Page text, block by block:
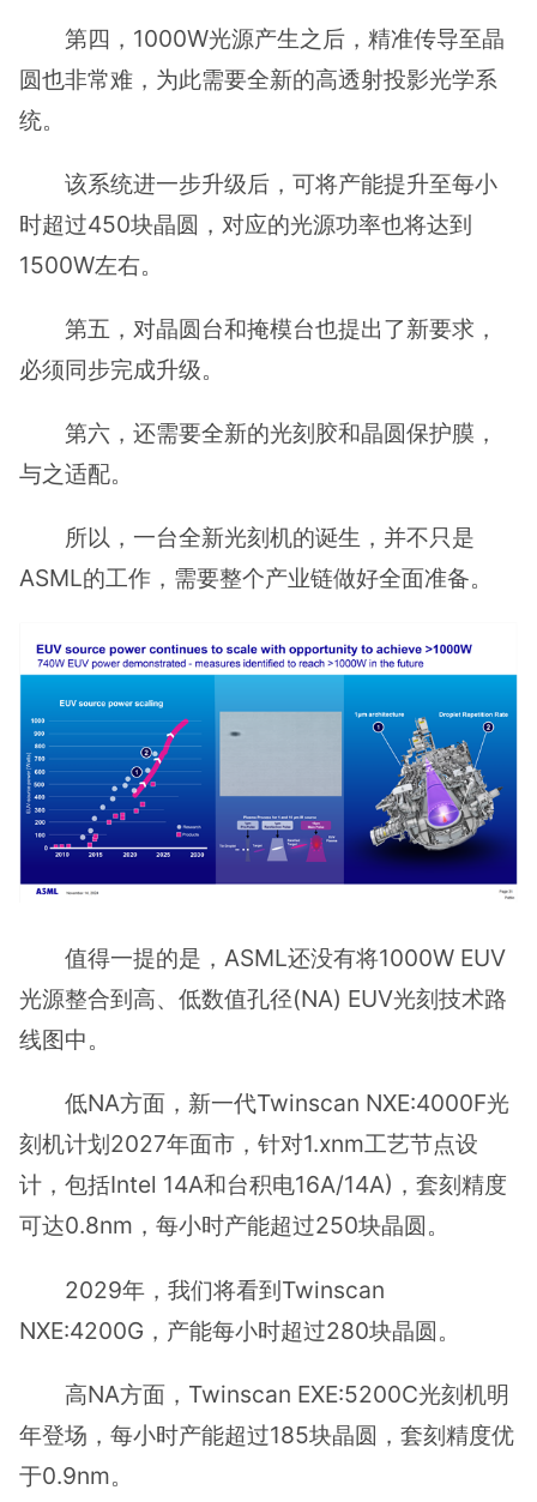
第四，1000W光源产生之后，精准传导至晶
圆也非常难，为此需要全新的高透射投影光学系
统。
该系统进一步升级后，可将产能提升至每小
时超过450块晶圆，对应的光源功率也将达到
1500W左右。
第五，对晶圆台和掩模台也提出了新要求，
必须同步完成升级。
第六，还需要全新的光刻胶和晶圆保护膜，
与之适配。
所以，一台全新光刻机的诞生，并不只是
ASML的工作，需要整个产业链做好全面准备。
值得一提的是，ASML还没有将1000W EUV
光源整合到高、低数值孔径(NA) EUV光刻技术路
线图中。
低NA方面，新一代Twinscan NXE:4000F光
刻机计划2027年面市，针对1.xnm工艺节点设
计，包括Intel 14A和台积电16A/14A)，套刻精度
可达0.8nm，每小时产能超过250块晶圆。
2029年，我们将看到Twinscan
NXE:4200G，产能每小时超过280块晶圆。
高NA方面，Twinscan EXE:5200C光刻机明
年登场，每小时产能超过185块晶圆，套刻精度优
于0.9nm。